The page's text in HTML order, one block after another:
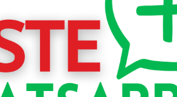
İlişkiler Kurulu (DEİK), Hizmet
15-16 Kasım tarihlerinde
klinikleri, termal tesislerini ve
sağlık alanında yeni iş birlikleri
önde gelen farklı hastane ve klinik